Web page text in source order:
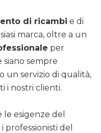
di ricambi e di
marca, oltre a un
per
sempre
un servizio di qualità,
i nostri clienti.
esigenze del
del